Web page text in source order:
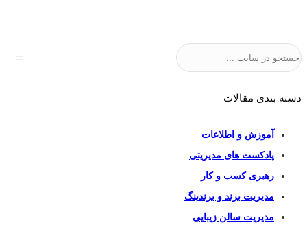
جستجو
دسته بندی مقالات
آموزش و اطلاعات
پادکست های مدیریتی
رهبری کسب و کار
مدیریت برند و برندینگ
مدیریت سالن زیبایی